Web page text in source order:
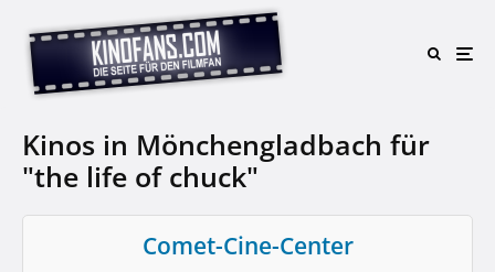
Kinos in Mönchengladbach für
"the life of chuck"
Comet-Cine-Center